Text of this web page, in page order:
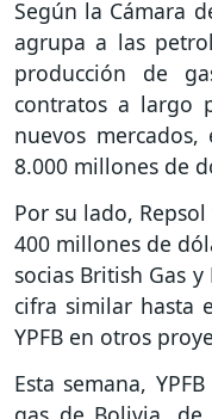
Según la Cámara
agrupa a las
producción de
contratos a largo
nuevos
8.000 millones de
Por su lado,
400 millones de
socias British Gas
cifra similar hasta
YPFB en otros
Esta semana,